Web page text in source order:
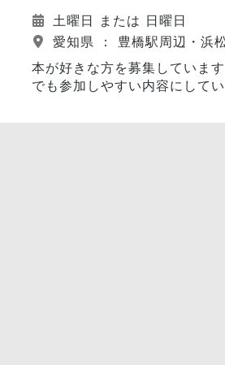
土曜日 または 日曜日
愛知県 ： 豊橋駅周辺・浜
本が好きな方を募集していま
でも参加しやすい内容にしてい